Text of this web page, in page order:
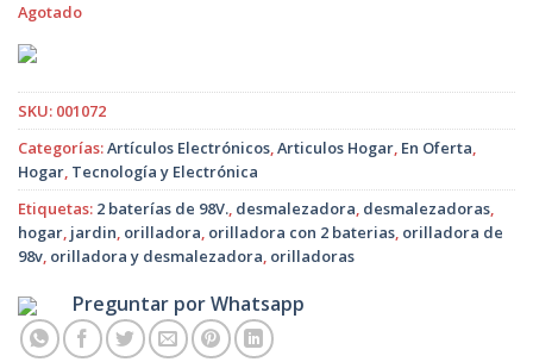
$30.990.$28.900.
Agotado
SKU: 001072
Categorías:Artículos Electrónicos,Articulos Hogar, En Oferta,
Hogar, Tecnología y Electrónica
Etiquetas: 2 baterías de 98V., desmalezadora, desmalezadoras,
hogar, jardin, orilladora, orilladora con 2 baterias, orilladora de
98v, orilladora y desmalezadora, orilladoras
Preguntar por Whatsapp